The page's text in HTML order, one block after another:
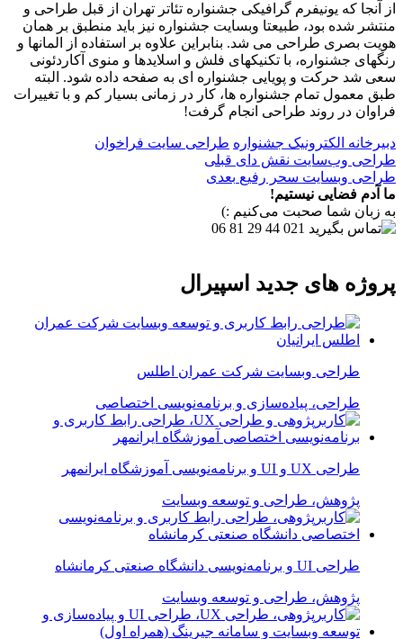
از آنجا که یونیفرم گرافیکی جشنواره تئاتر تهران از قبل طراحی و
منتشر شده بود، طبیعتا وبسایت جشنواره نیز باید منطبق بر همان
هویت بصری طراحی می شد. بنابراین علاوه بر استفاده از المانها و
رنگهای جشنواره، با تکنیکهای فلش و اسلایدها و منوی آکاردئونی
سعی شد حرکت و پویایی جشنواره ای به صفحه داده شود. البته
طبق معمول تمام جشنواره ها، کار در زمانی بسیار کم و با تغییرات
فراوان در روند طراحی انجام گرفت!
دبیرخانه الکترونیک جشنواره طراحی سایت فراخوان
طراحی وب‌سایت نقش دای قبلی
طراحی وبسایت سحر رفیع بعدی
ما آدم فضایی نیستیم!
به زبان شما صحبت می‌کنیم :)
پروژه های جدید اسپیرال
طراحی وبسایت شرکت عمران اطلس
طراحی، پیاده‌سازی و برنامه‌نویسی اختصاصی
طراحی UX و UI و برنامه‌نویسی آموزشگاه ایرانمهر
پژوهش، طراحی و توسعه وبسایت
طراحی UI و برنامه‌نویسی دانشگاه صنعتی کرمانشاه
پژوهش، طراحی و توسعه وبسایت